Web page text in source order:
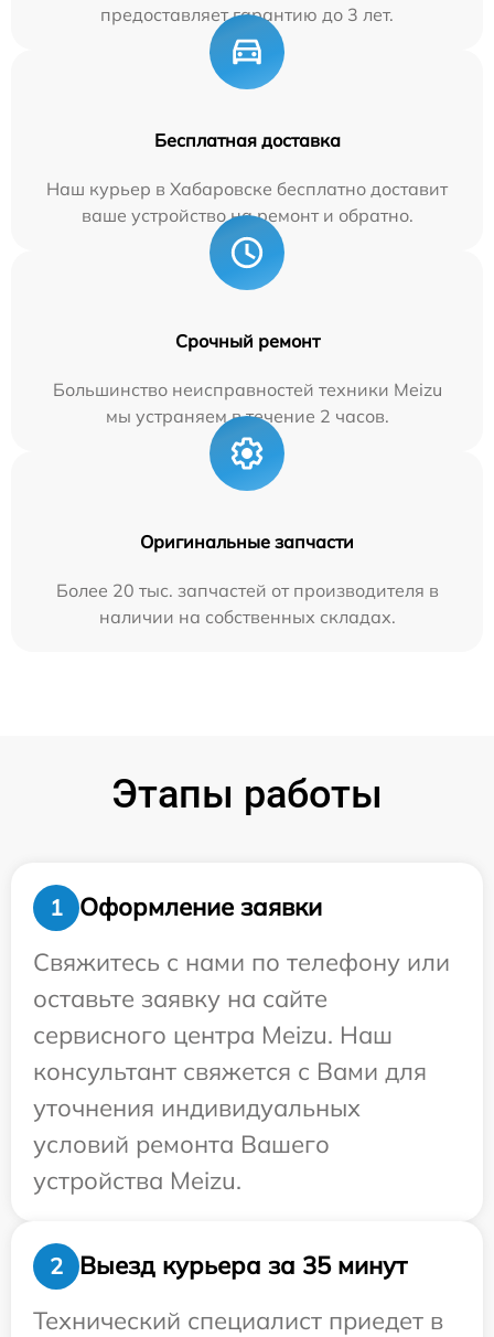
предоставляет гарантию до 3 лет.
Бесплатная доставка
Наш курьер в Хабаровске бесплатно доставит
ваше устройство на ремонт и обратно.
Срочный ремонт
Большинство неисправностей техники Meizu
мы устраняем в течение 2 часов.
Оригинальные запчасти
Более 20 тыс. запчастей от производителя в
наличии на собственных складах.
Этапы работы
1
Оформление заявки
Свяжитесь с нами по телефону или
оставьте заявку на сайте
сервисного центра Meizu. Наш
консультант свяжется с Вами для
уточнения индивидуальных
условий ремонта Вашего
устройства Meizu.
2
Выезд курьера за 35 минут
Технический специалист приедет в